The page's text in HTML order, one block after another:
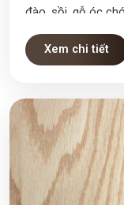
đào, sồi, gỗ óc chó.
Xem chi tiết